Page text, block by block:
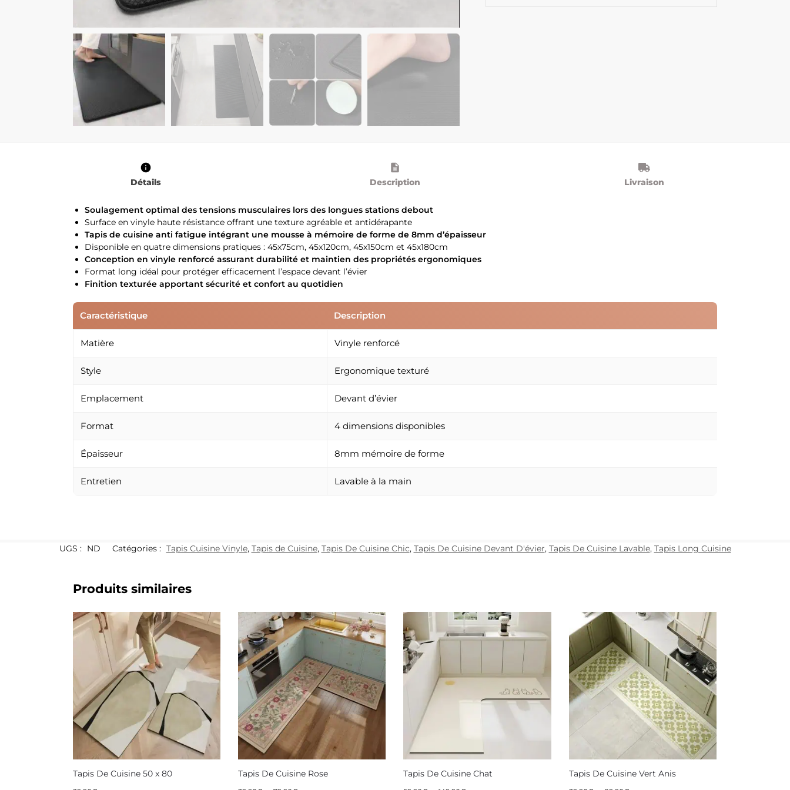
Détails Description Livraison
Soulagement optimal des tensions musculaires lors des longues stations debout
Surface en vinyle haute résistance offrant une texture agréable et antidérapante
Tapis de cuisine anti fatigue intégrant une mousse à mémoire de forme de 8mm d’épaisseur
Disponible en quatre dimensions pratiques : 45x75cm, 45x120cm, 45x150cm et 45x180cm
Conception en vinyle renforcé assurant durabilité et maintien des propriétés ergonomiques
Format long idéal pour protéger efficacement l’espace devant l’évier
Finition texturée apportant sécurité et confort au quotidien
Caractéristique Description
Matière Vinyle renforcé
Style Ergonomique texturé
Emplacement Devant d’évier
Format 4 dimensions disponibles
Épaisseur 8mm mémoire de forme
Entretien Lavable à la main
UGS : ND Catégories : Tapis Cuisine Vinyle, Tapis de Cuisine, Tapis De Cuisine Chic, Tapis De Cuisine Devant D'évier, Tapis De Cuisine Lavable, Tapis Long Cuisine
Produits similaires
Tapis De Cuisine 50 x 80 Tapis De Cuisine Rose Tapis De Cuisine Chat Tapis De Cuisine Vert Anis